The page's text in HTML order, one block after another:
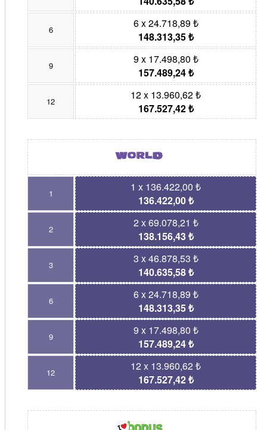
6
6 x 24.718,89 ₺
148.313,35 ₺
9
9 x 17.498,80 ₺
157.489,24 ₺
12
12 x 13.960,62 ₺
167.527,42 ₺
1
1 x 136.422,00 ₺
136.422,00 ₺
2
2 x 69.078,21 ₺
138.156,43 ₺
3
3 x 46.878,53 ₺
140.635,58 ₺
6
6 x 24.718,89 ₺
148.313,35 ₺
9
9 x 17.498,80 ₺
157.489,24 ₺
12
12 x 13.960,62 ₺
167.527,42 ₺